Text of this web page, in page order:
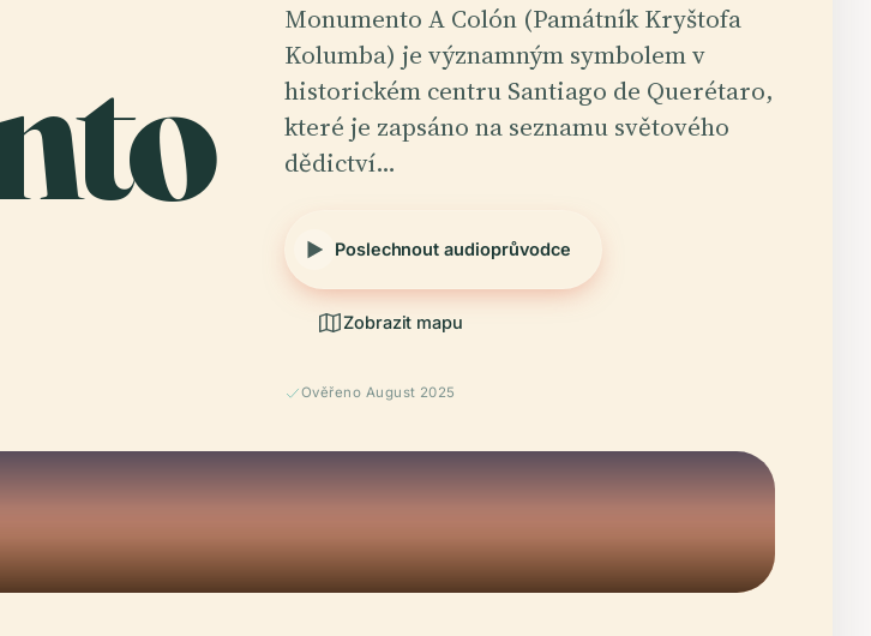
Monumento A Colón (Památník Kryštofa
Kolumba) je významným symbolem v
historickém centru Santiago de Querétaro,
které je zapsáno na seznamu světového
dědictví…
Poslechnout audioprůvodce
Zobrazit mapu
Ověřeno August 2025